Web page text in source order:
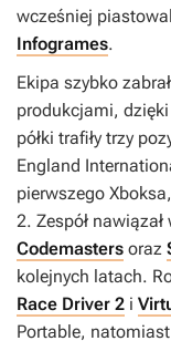
wcześniej
Infogrames.
Ekipa szybko
produkcjami,
półki trafiły trzy
England
pierwszego
2. Zespół
Codemasters oraz
kolejnych latach.
Race Driver 2 i
Portable,